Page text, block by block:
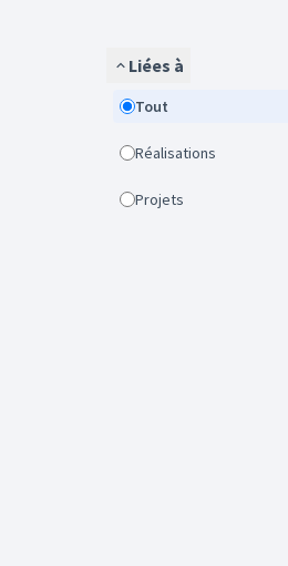
Liées à
Tout
Réalisations
Projets